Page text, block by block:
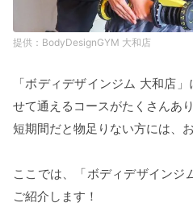
BodyDesignGYM 大和店
「ボディデザインジム 大和店
せて通えるコースがたくさんあり
短期間だと物足りない方には、
ここでは、「ボディデザインジ
ご紹介します！